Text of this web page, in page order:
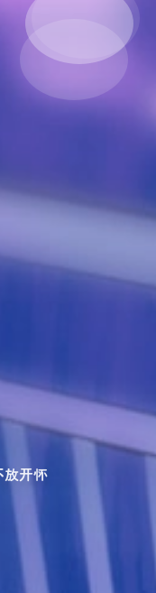
放开怀